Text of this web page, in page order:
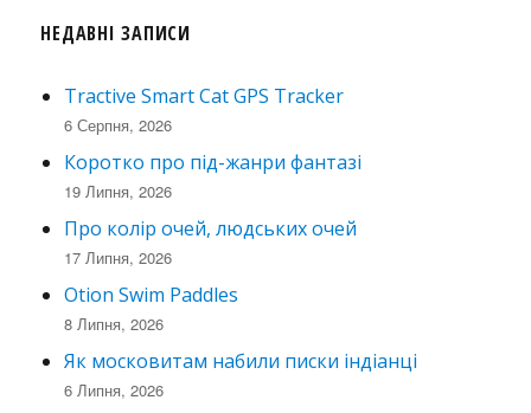
НЕДАВНІ ЗАПИСИ
Tractive Smart Cat GPS Tracker
6 Серпня, 2026
Коротко про під-жанри фантазі
19 Липня, 2026
Про колір очей, людських очей
17 Липня, 2026
Otion Swim Paddles
8 Липня, 2026
Як московитам набили писки індіанці
6 Липня, 2026